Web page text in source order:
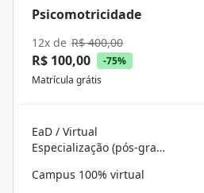
Psicomotricidade
12x de R$ 400,00
R$ 100,00
-75%
Matrícula grátis
EaD / Virtual
Especialização (pós-graduação)
Campus 100% virtual